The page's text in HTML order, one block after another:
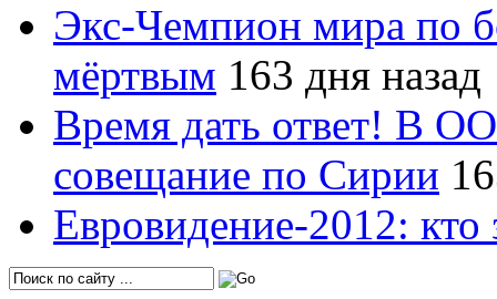
Экс-Чемпион мира по
мёртвым 163 дня назад
Время дать ответ! В
совещание по Сирии
Евровидение-2012: кто